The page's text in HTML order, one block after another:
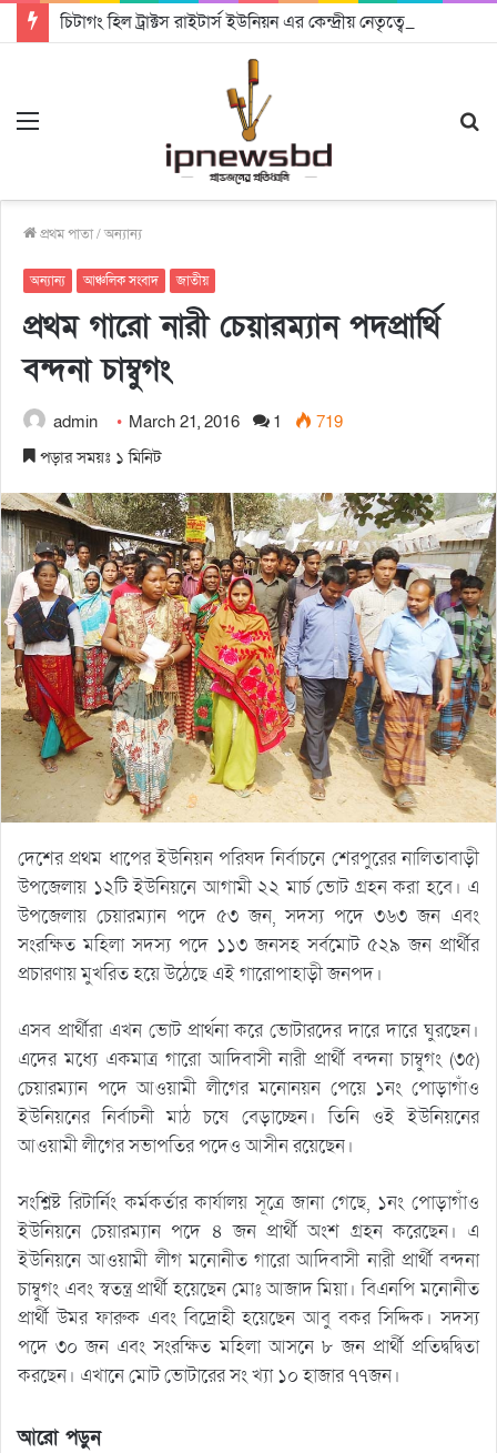
প্রথম পাতা/অন্যান্য
অন্যান্য আঞ্চলিক সংবাদ জাতীয়
প্রথম গারো নারী চেয়ারম্যান পদপ্রার্থি
বন্দনা চাম্বুগং
admin March 21, 2016 1
719
পড়ার সময়ঃ ১ মিনিট
দেশের প্রথম ধাপের ইউনিয়ন পরিষদ নির্বাচনে শেরপুরের নালিতাবাড়ী
উপজেলায় ১২টি ইউনিয়নে আগামী ২২ মার্চ ভোট গ্রহন করা হবে। এ
উপজেলায় চেয়ারম্যান পদে ৫৩ জন, সদস্য পদে ৩৬৩ জন এবং
সংরক্ষিত মহিলা সদস্য পদে ১১৩ জনসহ সর্বমোট ৫২৯ জন প্রার্থীর
প্রচারণায় মুখরিত হয়ে উঠেছে এই গারোপাহাড়ী জনপদ।
এসব প্রার্থীরা এখন ভোট প্রার্থনা করে ভোটারদের দারে দারে ঘুরছেন।
এদের মধ্যে একমাত্র গারো আদিবাসী নারী প্রার্থী বন্দনা চাম্বুগং (৩৫)
চেয়ারম্যান পদে আওয়ামী লীগের মনোনয়ন পেয়ে ১নং পোড়াগাঁও
ইউনিয়নের নির্বাচনী মাঠ চষে বেড়াচ্ছেন। তিনি ওই ইউনিয়নের
আওয়ামী লীগের সভাপতির পদেও আসীন রয়েছেন।
সংশ্লিষ্ট রিটার্নিং কর্মকর্তার কার্যালয় সূত্রে জানা গেছে, ১নং পোড়াগাঁও
ইউনিয়নে চেয়ারম্যান পদে ৪ জন প্রার্থী অংশ গ্রহন করেছেন। এ
ইউনিয়নে আওয়ামী লীগ মনোনীত গারো আদিবাসী নারী প্রার্থী বন্দনা
চাম্বুগং এবং স্বতন্ত্র প্রার্থী হয়েছেন মোঃ আজাদ মিয়া। বিএনপি মনোনীত
প্রার্থী উমর ফারুক এবং বিদ্রোহী হয়েছেন আবু বকর সিদ্দিক। সদস্য
পদে ৩০ জন এবং সংরক্ষিত মহিলা আসনে ৮ জন প্রার্থী প্রতিদ্বদ্বিতা
করছেন। এখানে মোট ভোটারের সং খ্যা ১০ হাজার ৭৭জন।
আরো পড়ুন